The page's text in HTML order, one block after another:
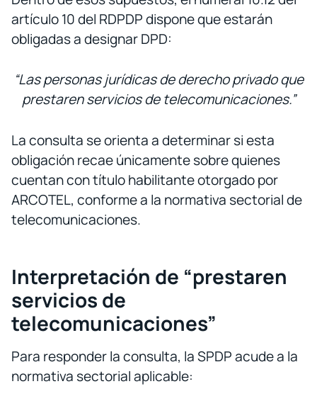
artículo 10 del RDPDP dispone que estarán
obligadas a designar DPD:
“Las personas jurídicas de derecho privado que
prestaren servicios de telecomunicaciones.”
La consulta se orienta a determinar si esta
obligación recae únicamente sobre quienes
cuentan con título habilitante otorgado por
ARCOTEL, conforme a la normativa sectorial de
telecomunicaciones.
Interpretación de “prestaren
servicios de
telecomunicaciones”
Para responder la consulta, la SPDP acude a la
normativa sectorial aplicable: